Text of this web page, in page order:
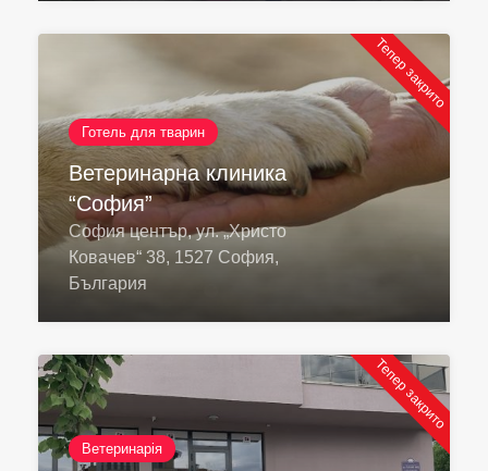
Тепер закрито
Готель для тварин
Ветеринарна клиника
“София”
София център, ул. „Христо
Ковачев“ 38, 1527 София,
България
Тепер закрито
Ветеринарія